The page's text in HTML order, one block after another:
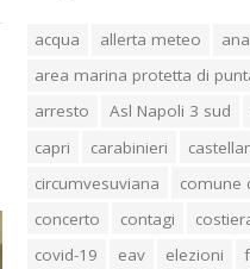
acqua allerta meteo
area marina protetta di
arresto
Asl Napoli 3 sud
capri
carabinieri
circumvesuviana
comune
concerto
contagi
covid-19
eav elezioni